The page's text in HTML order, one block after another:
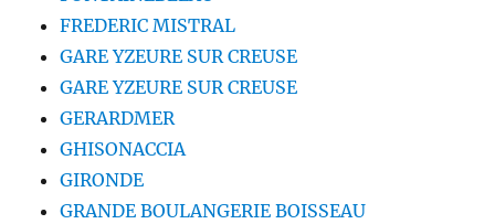
FREDERIC MISTRAL
GARE YZEURE SUR CREUSE
GARE YZEURE SUR CREUSE
GERARDMER
GHISONACCIA
GIRONDE
GRANDE BOULANGERIE BOISSEAU